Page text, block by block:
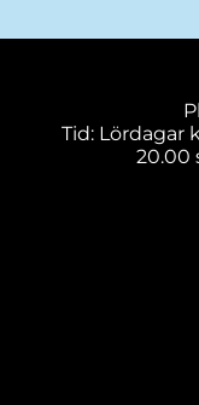
Tid: Lördagar
20.00